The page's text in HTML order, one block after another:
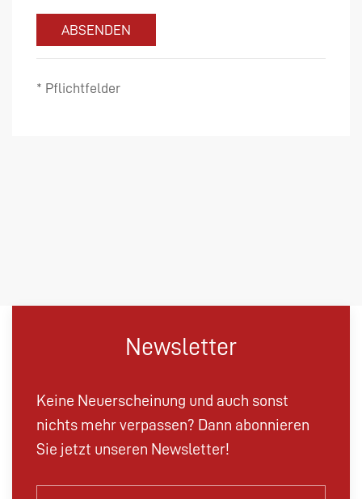
ABSENDEN
* Pflichtfelder
Newsletter
Keine Neuerscheinung und auch sonst
nichts mehr verpassen? Dann abonnieren
Sie jetzt unseren Newsletter!